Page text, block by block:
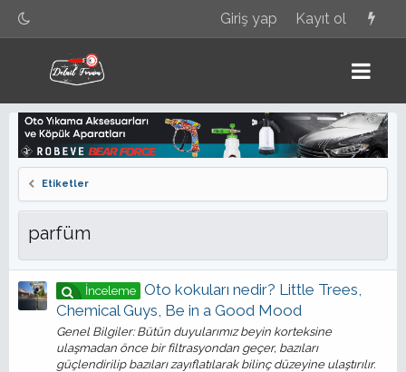
Giriş yap Kayıt ol
Etiketler
parfüm
İnceleme Oto kokuları nedir? Little Trees,
Chemical Guys, Be in a Good Mood
Genel Bilgiler: Bütün duyularımız beyin korteksine
ulaşmadan önce bir filtrasyondan geçer, bazıları
güçlendirilip bazıları zayıflatılarak bilinç düzeyine ulaştırılır.